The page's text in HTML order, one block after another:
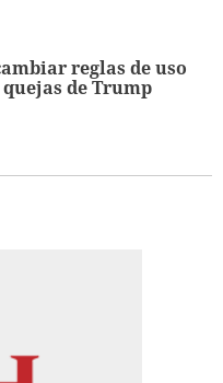
reglas de uso
de Trump